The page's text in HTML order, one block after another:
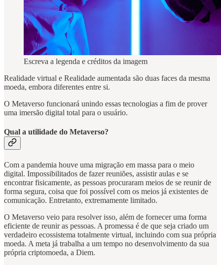
Escreva a legenda e créditos da imagem
Realidade virtual e Realidade aumentada são duas faces da mesma
moeda, embora diferentes entre si.
O Metaverso funcionará unindo essas tecnologias a fim de prover
uma imersão digital total para o usuário.
Qual a utilidade do Metaverso?
Com a pandemia houve uma migração em massa para o meio
digital. Impossibilitados de fazer reuniões, assistir aulas e se
encontrar fisicamente, as pessoas procuraram meios de se reunir de
forma segura, coisa que foi possível com os meios já existentes de
comunicação. Entretanto, extremamente limitado.
O Metaverso veio para resolver isso, além de fornecer uma forma
eficiente de reunir as pessoas. A promessa é de que seja criado um
verdadeiro ecossistema totalmente virtual, incluindo com sua própria
moeda. A meta já trabalha a um tempo no desenvolvimento da sua
própria criptomoeda, a Diem.